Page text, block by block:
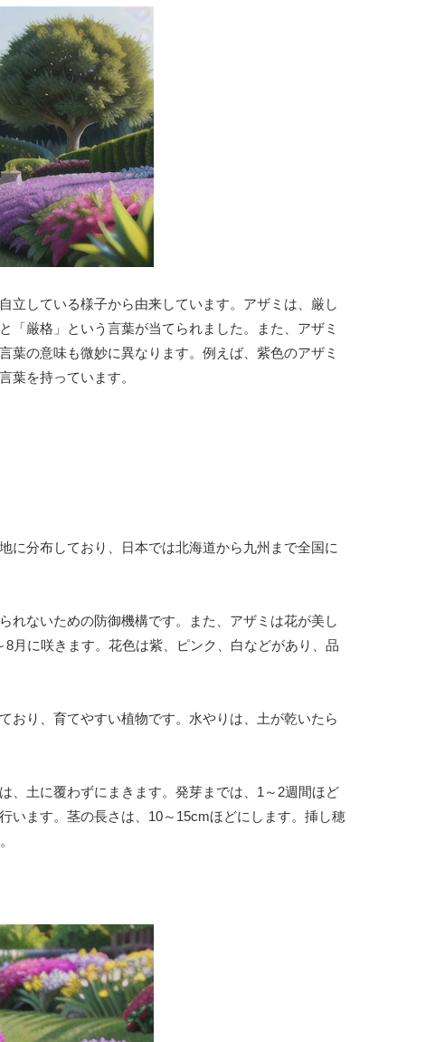
立している様子から由来しています。アザミは、厳し
厳格」という言葉が当てられました。また、アザミ
の意味も微妙に異なります。例えば、紫色のアザミ
葉を持っています。
に分布しており、日本では北海道から九州まで全国に
れないための防御機構です。また、アザミは花が美し
月に咲きます。花色は紫、ピンク、白などがあり、品
おり、育てやすい植物です。水やりは、土が乾いたら
、土に覆わずにまきます。発芽までは、1～2週間ほど
います。茎の長さは、10～15cmほどにします。挿し穂